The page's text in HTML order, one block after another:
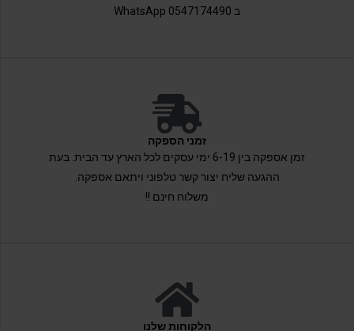
ב 0547174490 WhatsApp
זמני הספקה
זמן אספקה בין 6-19 ימי עסקים לכל הארץ עד הבית. בעת
ההגעה שליח יצור קשר טלפוני ויתאם אספקה.
משלוח חינם !!
הלקוחות שלנו